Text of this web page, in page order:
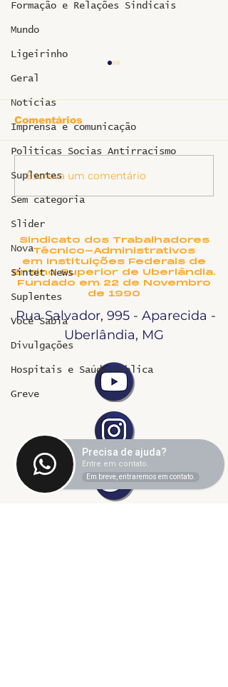
Formação e Relações Sindicais
Mundo
Ligeirinho
Geral
Notícias
Imprensa e comunicação
Politicas Socias Antirracismo
Suplentes
Sem categoria
Slider
Nova
Sintet News
Suplentes
Você Sabia
Divulgações
Hospitais e Saúde Pública
Greve
Ligeirinho especial
Comentários
Escreva um comentário
Sindicato dos Trabalhadores
Técnico-Administrativos
em Instituições Federais de
Ensino Superior de Uberlândia.
Fundado em 22 de Novembro
de 1990
Rua Salvador, 995 - Aparecida -
Uberlândia, MG
Precisa de ajuda?
Entre em contato.
Em breve, entraremos em contato.